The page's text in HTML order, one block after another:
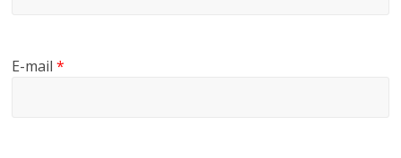
E-mail*